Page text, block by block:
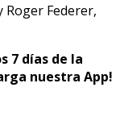
Roger Federer,
7 días de la
nuestra App!